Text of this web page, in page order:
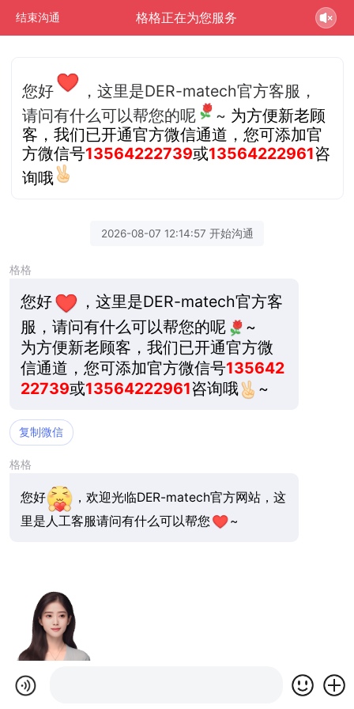
结束沟通 格格正在为您服务
您好
，这里是DER-matech官方客服，
请问有什么可以帮您的呢
~ 为方便新老顾
客，我们已开通官方微信通道，您可添加官
方微信号13564222739或13564222961咨
询哦
2026-08-07 12:14:57 开始沟通
格格
您好
，这里是DER-matech官方客
服，请问有什么可以帮您的呢
~
为方便新老顾客，我们已开通官方微
信通道，您可添加官方微信号135642
22739或13564222961咨询哦 ~
复制微信
格格
您好
，欢迎光临DER-matech官方网站，这
里是人工客服请问有什么可以帮您
~